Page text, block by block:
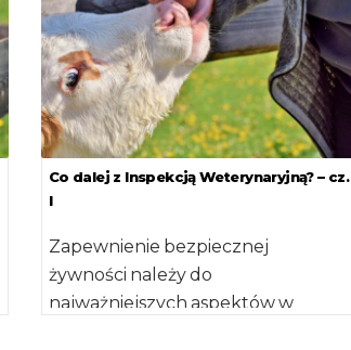
Co dalej z Inspekcją Weterynaryjną? – cz.
I
Zapewnienie bezpiecznej
żywności należy do
najważniejszych aspektów w